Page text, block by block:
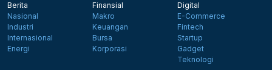
Berita
Nasional
Industri
Internasional
Energi
Finansial
Makro
Keuangan
Bursa
Korporasi
Digital
E-Commerce
Fintech
Startup
Gadget
Teknologi